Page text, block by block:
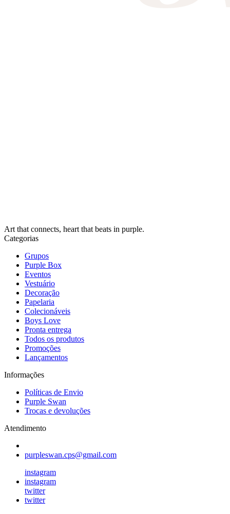
Art that connects, heart that beats in purple.
Categorias
Grupos
Purple Box
Eventos
Vestuário
Decoração
Papelaria
Colecionáveis
Boys Love
Pronta entrega
Todos os produtos
Promoções
Lançamentos
Informações
Políticas de Envio
Purple Swan
Trocas e devoluções
Atendimento
purpleswan.cps@gmail.com
instagram
instagram
twitter
twitter